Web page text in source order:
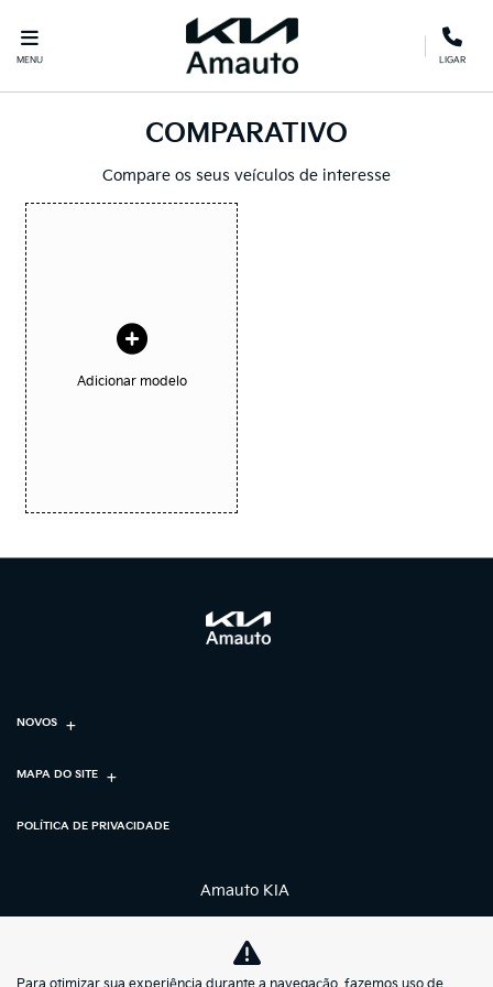
MENU LIGAR
COMPARATIVO
Compare os seus veículos de interesse
Adicionar modelo
NOVOS
MAPA DO SITE
POLÍTICA DE PRIVACIDADE
Amauto KIA